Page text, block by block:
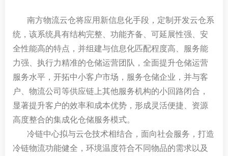
南方物流云仓将应用新信息化手段，定制开发云仓系
统，该系统具有结构完整、功能齐备、可延展性强、安
全性能高的特点，并组建与信息化匹配程度高、服务能
力强、执行力精准的仓储运营团队，全面提升仓储运营
服务水平，开拓中小客户市场，服务仓储企业，并与客
户、物流公司等供应链上其他服务机构的小回路闭合，
显著提升客户的效率和成本优势，形成灵活便捷、资源
高度整合的集成化仓储服务模式。
冷链中心拟与云仓技术相结合，面向社会服务，打造
冷链物流功能健全，环境温度符合不同物品的需求以及